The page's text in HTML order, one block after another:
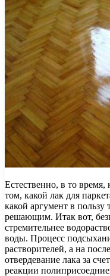
Естественно, в то время,
том, какой лак для
какой аргумент в пользу
решающим. Итак вот,
стремительнее
воды. Процесс
растворителей, а на
отвердевание лака за
реакции